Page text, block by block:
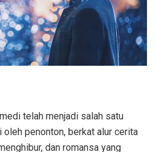
telah menjadi salah satu
penonton, berkat alur cerita
dan romansa yang